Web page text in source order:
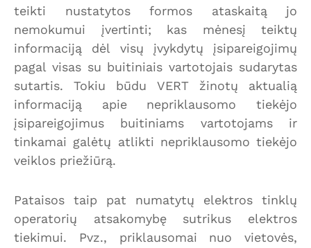
teikti nustatytos formos ataskaitą jo
nemokumui įvertinti; kas mėnesį teiktų
informaciją dėl visų įvykdytų įsipareigojimų
pagal visas su buitiniais vartotojais sudarytas
sutartis. Tokiu būdu VERT žinotų aktualią
informaciją apie nepriklausomo tiekėjo
įsipareigojimus buitiniams vartotojams ir
tinkamai galėtų atlikti nepriklausomo tiekėjo
veiklos priežiūrą.
Pataisos taip pat numatytų elektros tinklų
operatorių atsakomybę sutrikus elektros
tiekimui. Pvz., priklausomai nuo vietovės,